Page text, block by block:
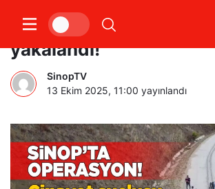
Sinop’ta firari suçlu
yakalandı!
SinopTV
13 Ekim 2025, 11:00 yayınlandı